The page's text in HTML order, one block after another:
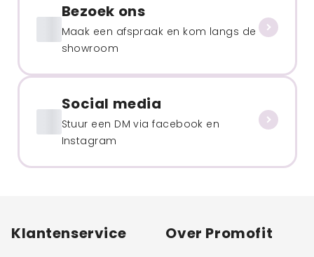
Bezoek ons
Maak een afspraak en kom langs de
showroom
Social media
Stuur een DM via facebook en
Instagram
Klantenservice Over Promofit